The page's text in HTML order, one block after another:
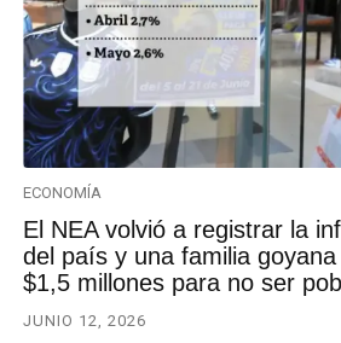
ECONOMÍA
El NEA volvió a registrar la
del país y una familia
$1,5 millones para no ser
JUNIO 12, 2026